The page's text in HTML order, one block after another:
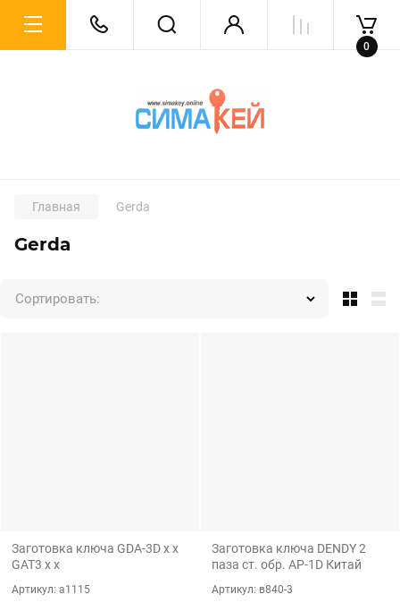
0
Главная Gerda
Gerda
Сортировать:
Заготовка ключа GDA-3D x x
GAT3 x x
Артикул: а1115
Заготовка ключа DENDY 2
паза ст. обр. AP-1D Китай
Артикул: в840-3